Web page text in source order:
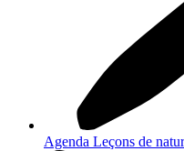
Agenda Leçons de